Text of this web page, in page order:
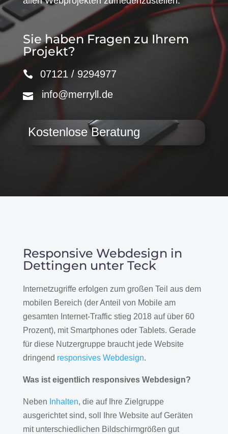
Sie haben Fragen zu Ihrem
Projekt?
07121 / 9294977
info@merryll.de
Kostenlose Beratung
Responsive Webdesign in
Dettingen unter Teck
Internetzugriffe erfolgen zum großen Teil aus dem
mobilen Bereich (der Anteil von Mobile am
gesamten Internet-Traffic stieg 2018 auf über 60
Prozent), mit Smartphones oder Tablets. Gerade
für diese Nutzergruppe braucht jede Website
dringend responsives Webdesign.
Was ist eigentlich responsives Webdesign?
Neben Inhalten, die auf Ihre Zielgruppe
ausgerichtet sind, soll Ihre Website auf Geräten
mit unterschiedlichen Bildschirmgrößen gut